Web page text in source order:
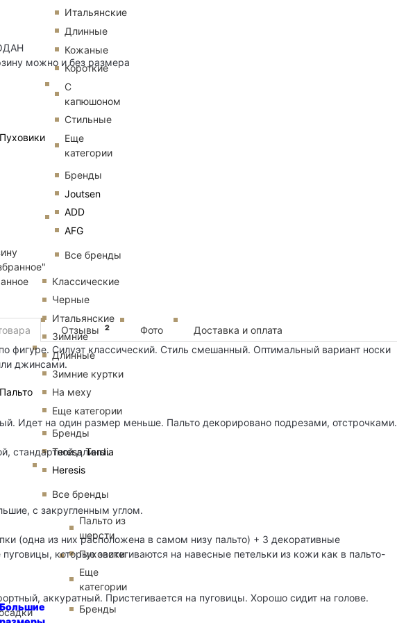
Пуховики
Итальянские
Длинные
Кожаные
Короткие
С
капюшоном
Стильные
Еще
категории
Бренды
Joutsen
ADD
AFG
Все бренды
Пальто
Классические
Черные
Итальянские
Зимние
Длинные
Зимние куртки
На меху
Еще категории
Бренды
Teresa Tardia
Heresis
Все бренды
Большие
Пальто из
шерсти
Пуховики
Еще
категории
Бренды
можно и без размера
Отзывы 2 Фото
Доставка и оплата
фигуре. Силуэт классический. Стиль смешанный. Оптимальный вариант носки
джинсами.
Идет на один размер меньше. Пальто декорировано подрезами, отстрочками.
стандартной длины.
с закругленным углом.
(одна из них расположена в самом низу пальто) + 3 декоративные
пуговицы, которые застегиваются на навесные петельки из кожи как в пальто-
аккуратный. Пристегивается на пуговицы. Хорошо сидит на голове.